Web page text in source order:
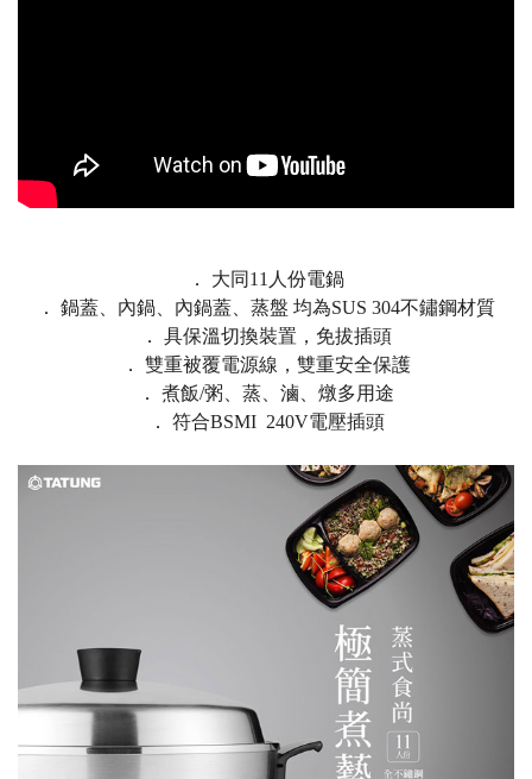
． 大同11人份電鍋
． 鍋蓋、內鍋、內鍋蓋、蒸盤 均為SUS 304不鏽鋼材質
． 具保溫切換裝置，免拔插頭
． 雙重被覆電源線，雙重安全保護
． 煮飯/粥、蒸、滷、燉多用途
． 符合BSMI 240V電壓插頭